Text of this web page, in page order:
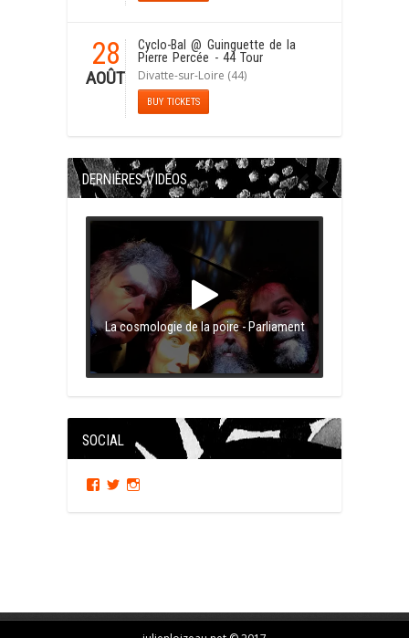
28
AOÛT
Cyclo-Bal @ Guinguette de la
Pierre Percée - 44 Tour
Divatte-sur-Loire (44)
BUY TICKETS
DERNIÈRES VIDÉOS
La cosmologie de la poire - Parliament
SOCIAL
Facebook
Twitter